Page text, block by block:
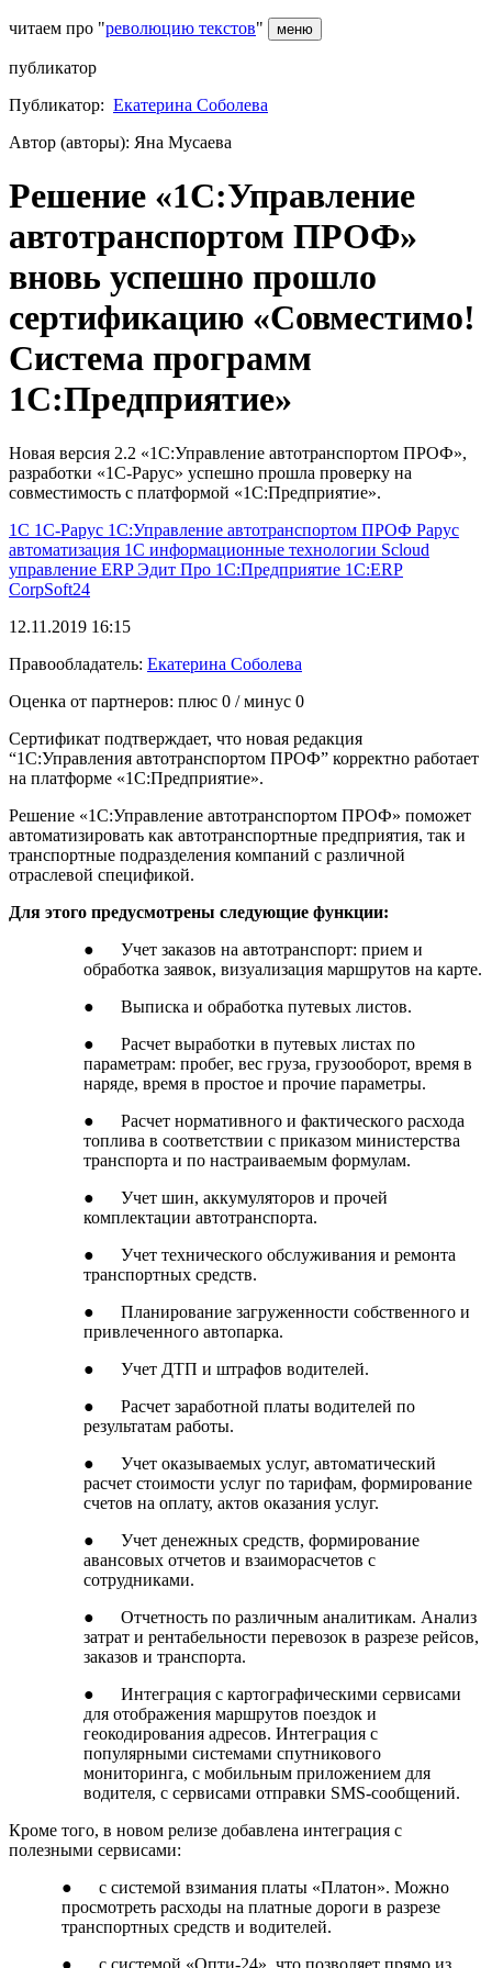
читаем про "революцию текстов" меню
публикатор
Публикатор: Екатерина Соболева
Автор (авторы): Яна Мусаева
Решение «1С:Управление
автотранспортом ПРОФ»
вновь успешно прошло
сертификацию «Совместимо!
Система программ
1С:Предприятие»
Новая версия 2.2 «1С:Управление автотранспортом ПРОФ»,
разработки «1С-Рарус» успешно прошла проверку на
совместимость с платформой «1С:Предприятие».
1С 1С-Рарус 1С:Управление автотранспортом ПРОФ Рарус
автоматизация 1С информационные технологии Scloud
управление ERPЭдит Про 1С:Предприятие 1С:ERP
CorpSoft24
12.11.2019 16:15
Правообладатель: Екатерина Соболева
Оценка от партнеров: плюс 0 / минус 0
Сертификат подтверждает, что новая редакция
“1С:Управления автотранспортом ПРОФ” корректно работает
на платформе «1С:Предприятие».
Решение «1С:Управление автотранспортом ПРОФ» поможет
автоматизировать как автотранспортные предприятия, так и
транспортные подразделения компаний с различной
отраслевой спецификой.
Для этого предусмотрены следующие функции:
● Учет заказов на автотранспорт: прием и
обработка заявок, визуализация маршрутов на карте.
● Выписка и обработка путевых листов.
● Расчет выработки в путевых листах по
параметрам: пробег, вес груза, грузооборот, время в
наряде, время в простое и прочие параметры.
● Расчет нормативного и фактического расхода
топлива в соответствии с приказом министерства
транспорта и по настраиваемым формулам.
● Учет шин, аккумуляторов и прочей
комплектации автотранспорта.
● Учет технического обслуживания и ремонта
транспортных средств.
● Планирование загруженности собственного и
привлеченного автопарка.
● Учет ДТП и штрафов водителей.
● Расчет заработной платы водителей по
результатам работы.
● Учет оказываемых услуг, автоматический
расчет стоимости услуг по тарифам, формирование
счетов на оплату, актов оказания услуг.
● Учет денежных средств, формирование
авансовых отчетов и взаиморасчетов с
сотрудниками.
● Отчетность по различным аналитикам. Анализ
затрат и рентабельности перевозок в разрезе рейсов,
заказов и транспорта.
● Интеграция с картографическими сервисами
для отображения маршрутов поездок и
геокодирования адресов. Интеграция с
популярными системами спутникового
мониторинга, с мобильным приложением для
водителя, с сервисами отправки SMS-сообщений.
Кроме того, в новом релизе добавлена интеграция с
полезными сервисами:
● с системой взимания платы «Платон». Можно
просмотреть расходы на платные дороги в разрезе
транспортных средств и водителей.
● с системой «Опти-24», что позволяет прямо из